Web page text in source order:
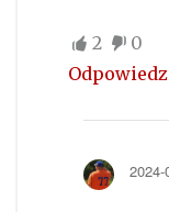
2
0
Odpowiedz
2024-